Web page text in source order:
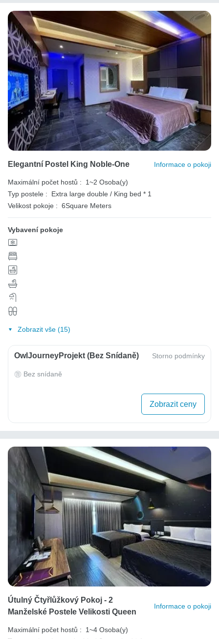
Elegantní Postel King Noble-One Informace o pokoji
Maximální počet hostů :
1~2 Osoba(y)
Typ postele :
Extra large double / King bed * 1
Velikost pokoje : 6Square Meters
Vybavení pokoje
Zobrazit vše (15)
OwlJourneyProjekt (bez Snídaně) Storno podmínky
Bez snídaně
Zobrazit ceny
Útulný Čtyřlůžkový Pokoj - 2
Manželské Postele Velikosti Queen
Informace o pokoji
Maximální počet hostů :
1~4 Osoba(y)